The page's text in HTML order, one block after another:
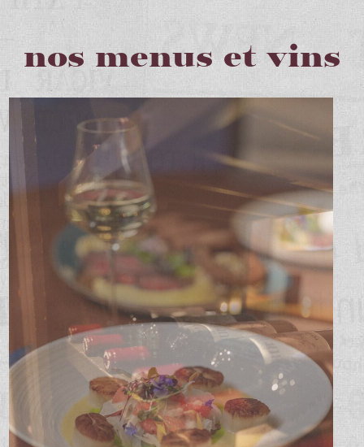
nos menus et vins